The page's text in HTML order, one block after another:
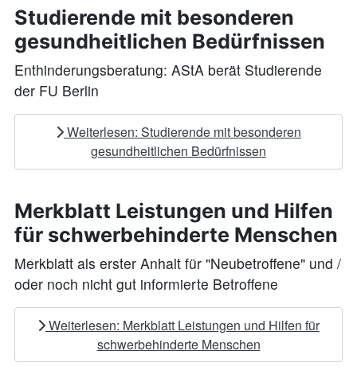
Studierende mit besonderen
gesundheitlichen Bedürfnissen
Enthinderungsberatung: AStA berät Studierende
der FU Berlin
Weiterlesen: Studierende mit besonderen
gesundheitlichen Bedürfnissen
Merkblatt Leistungen und Hilfen
für schwerbehinderte Menschen
Merkblatt als erster Anhalt für "Neubetroffene" und /
oder noch nicht gut informierte Betroffene
Weiterlesen: Merkblatt Leistungen und Hilfen für
schwerbehinderte Menschen